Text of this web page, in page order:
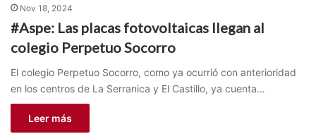
Nov 18, 2024
#Aspe: Las placas fotovoltaicas llegan al
colegio Perpetuo Socorro
El colegio Perpetuo Socorro, como ya ocurrió con anterioridad
en los centros de La Serranica y El Castillo, ya cuenta…
Leer más